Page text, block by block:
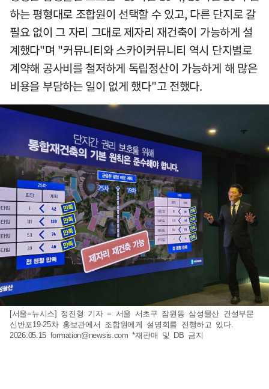
하는 평형대로 조합원이 선택할 수 있고, 다른 단지로 갈
필요 없이 그 자리 그대로 제자리 재건축이 가능하게 설
계했다"며 "커뮤니티와 스카이커뮤니티 역시 단지별로
계약해 공사비를 철저하게 독립정산이 가능하게 해 많은
비용을 부담하는 일이 없게 했다"고 전했다.
[서울=뉴시스] 정진형 기자 = 서울 서초구 잠원동 삼성물산 건설부문
신반포19·25차 홍보관에서 조합원에게 설명회를 진행하고 있다.
2026.05.15 formation@newsis.com *재판매 및 DB 금지